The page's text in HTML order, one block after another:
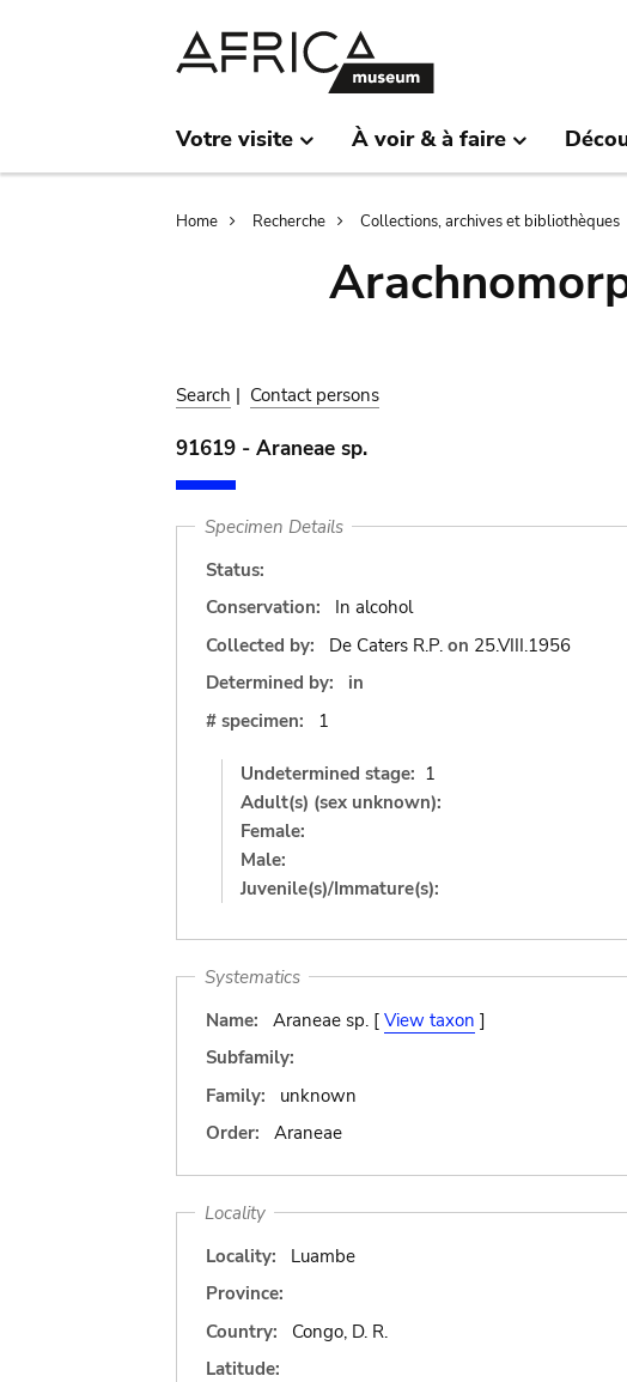
Votre visite À voir & à faire
Breadcrumb
Home Recherche Collections, archives et bibliothèques
Search | Contact persons
91619 - Araneae sp.
Specimen Details
Status:
Conservation:
In alcohol
Collected by:
De Caters R.P. on 25.VIII.1956
Determined by:
in
# specimen:
1
Undetermined stage: 1
Adult(s) (sex unknown):
Female:
Male:
Juvenile(s)/Immature(s):
Systematics
Name:
Araneae sp. [ View taxon ]
Subfamily:
Family:
unknown
Order:
Araneae
Locality
Locality:
Luambe
Province:
Country:
Congo, D. R.
Latitude: